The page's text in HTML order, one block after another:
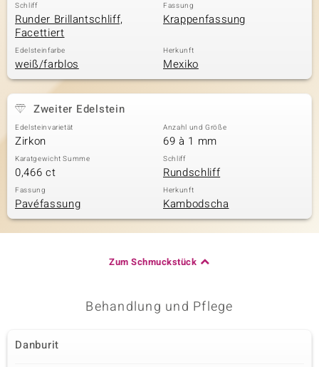
Schliff
Runder Brillantschliff,
Facettiert
Fassung
Krappenfassung
Edelsteinfarbe
weiß/farblos
Herkunft
Mexiko
Zweiter Edelstein
Edelsteinvarietät
Zirkon
Anzahl und Größe
69 à 1 mm
Karatgewicht Summe
0,466 ct
Schliff
Rundschliff
Fassung
Pavéfassung
Herkunft
Kambodscha
Zum Schmuckstück
Behandlung und Pflege
Danburit